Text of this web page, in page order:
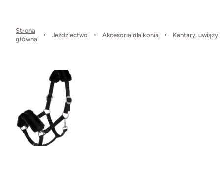
Strona
główna
Jeździectwo Akcesoria dla konia Kantary, uwiązy